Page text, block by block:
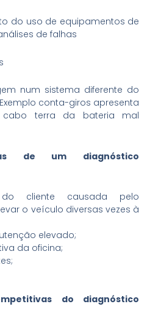
do uso de equipamentos de
de falhas
num sistema diferente do
conta-giros apresenta
cabo terra da bateria mal
de um diagnóstico
do cliente causada pelo
o veículo diversas vezes à
elevado;
da oficina;
do diagnóstico